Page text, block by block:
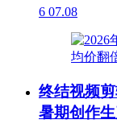
6 07.08
终结视频
暑期创作